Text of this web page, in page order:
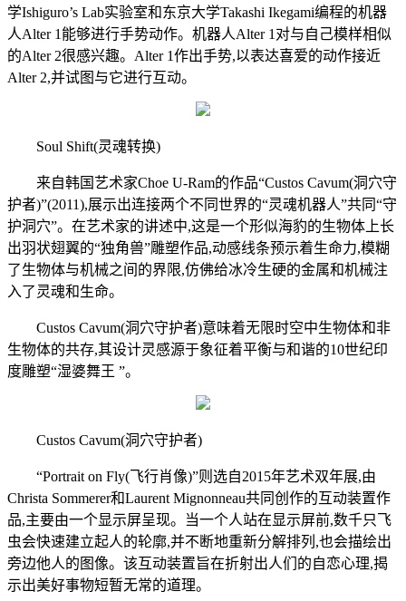
学Ishiguro’s Lab实验室和东京大学Takashi Ikegami编程的机器
人Alter 1能够进行手势动作。机器人Alter 1对与自己模样相似
的Alter 2很感兴趣。Alter 1作出手势,以表达喜爱的动作接近
Alter 2,并试图与它进行互动。
Soul Shift(灵魂转换)
来自韩国艺术家Choe U-Ram的作品“Custos Cavum(洞穴守
护者)”(2011),展示出连接两个不同世界的“灵魂机器人”共同“守
护洞穴”。在艺术家的讲述中,这是一个形似海豹的生物体上长
出羽状翅翼的“独角兽”雕塑作品,动感线条预示着生命力,模糊
了生物体与机械之间的界限,仿佛给冰冷生硬的金属和机械注
入了灵魂和生命。
Custos Cavum(洞穴守护者)意味着无限时空中生物体和非
生物体的共存,其设计灵感源于象征着平衡与和谐的10世纪印
度雕塑“湿婆舞王 ”。
Custos Cavum(洞穴守护者)
“Portrait on Fly(飞行肖像)”则选自2015年艺术双年展,由
Christa Sommerer和Laurent Mignonneau共同创作的互动装置作
品,主要由一个显示屏呈现。当一个人站在显示屏前,数千只飞
虫会快速建立起人的轮廓,并不断地重新分解排列,也会描绘出
旁边他人的图像。该互动装置旨在折射出人们的自恋心理,揭
示出美好事物短暂无常的道理。